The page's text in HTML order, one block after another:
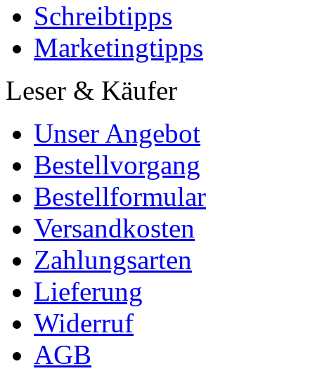
Schreibtipps
Marketingtipps
Leser & Käufer
Unser Angebot
Bestellvorgang
Bestellformular
Versandkosten
Zahlungsarten
Lieferung
Widerruf
AGB